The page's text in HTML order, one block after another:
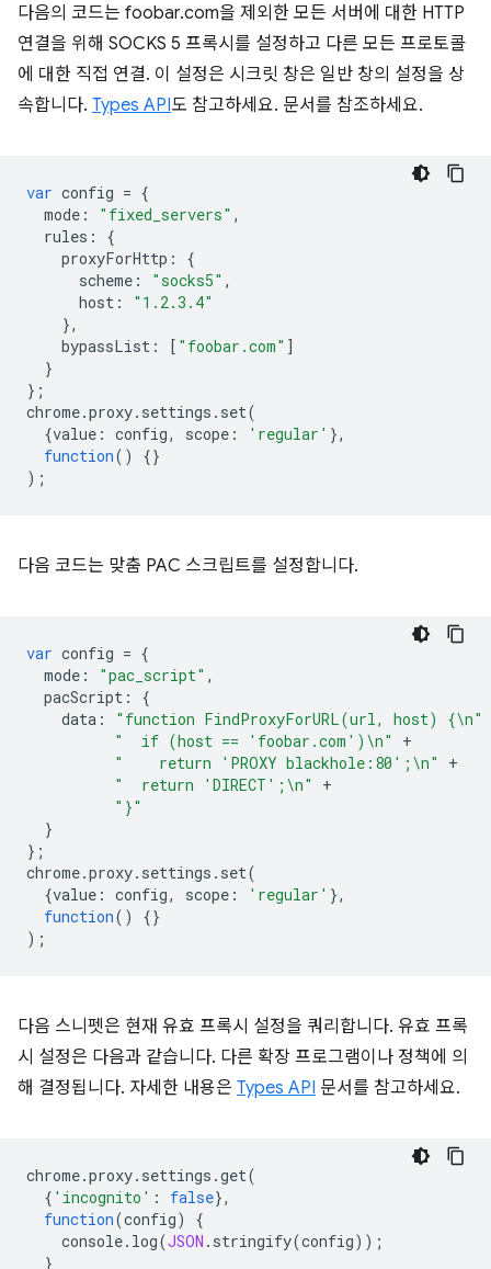
다음의 코드는 foobar.com을 제외한 모든 서버에 대한 HTTP
연결을 위해 SOCKS 5 프록시를 설정하고 다른 모든 프로토콜
에 대한 직접 연결. 이 설정은 시크릿 창은 일반 창의 설정을 상
속합니다. Types API도 참고하세요. 문서를 참조하세요.
var config = {
mode : "fixed_servers" ,
rules :
{
proxyForHttp :
{
scheme : "socks5" ,
host :
"1.2.3.4"
},
bypassList : [ "foobar.com" ]
}
};
chrome.proxy. settings . set(
{value : config, scope : 'regular' },
function()
{}
);
다음 코드는 맞춤 PAC 스크립트를 설정합니다.
var config = {
mode : "pac_script" ,
pacScript :
{
data :
"function FindProxyForURL(url, host) {\n"
"  if (host == 'foobar.com')\n"
+
"    return 'PROXY blackhole:80';\n"
+
"  return 'DIRECT';\n"
+
"}"
}
};
chrome.proxy. settings . set(
{value : config, scope : 'regular' },
function()
{}
);
다음 스니펫은 현재 유효 프록시 설정을 쿼리합니다. 유효 프록
시 설정은 다음과 같습니다. 다른 확장 프로그램이나 정책에 의
해 결정됩니다. 자세한 내용은 Types API 문서를 참고하세요.
chrome.proxy. settings .get(
{ 'incognito' : false},
function(config)
{
console. log(JSON . stringify(config));
}